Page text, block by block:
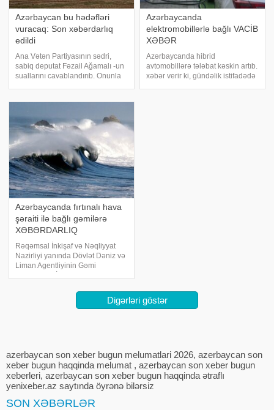
Azərbaycan bu hədəfləri
vuracaq: Son xəbərdarlıq
edildi
Ana Vətən Partiyasının sədri,
sabiq deputat Fəzail Ağamalı -un
suallarını cavablandırıb. Onunla
Ermənistand
Azərbaycanda
elektromobillərlə bağlı VACİB
XƏBƏR
Azərbaycanda hibrid
avtomobillərə tələbat kəskin artıb.
xəbər verir ki, gündəlik istifadədə
Azərbaycanda fırtınalı hava
şəraiti ilə bağlı gəmilərə
XƏBƏRDARLIQ
Rəqəmsal İnkişaf və Nəqliyyat
Nazirliyi yanında Dövlət Dəniz və
Liman Agentliyinin Gəmi
bağlı gəmilərə xəbərdarlıq edib.
Bu barədə -a Agentliyin mətbuatDigərləri göstər
azerbaycan son xeber bugun melumatlari 2026, azerbaycan son
xeber bugun haqqinda melumat , azerbaycan son xeber bugun
xeberleri, azerbaycan son xeber bugun haqqinda ətraflı
yenixeber.az saytında öyrənə bilərsiz
SON XƏBƏRLƏR